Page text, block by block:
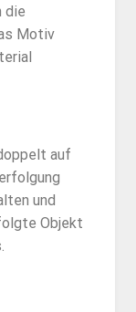
die
Motiv
auf
und
Objekt